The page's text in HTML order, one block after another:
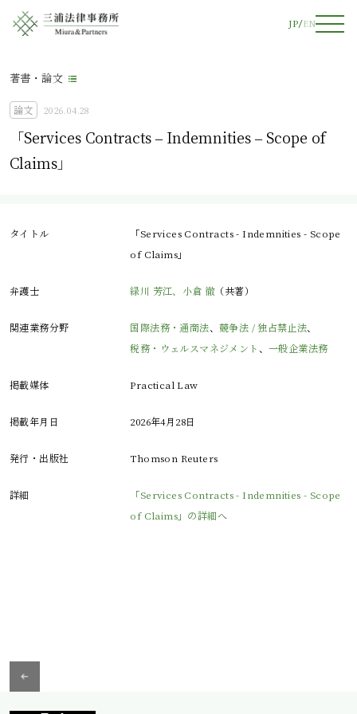
JP EN
著書・論文
論文 2026.04.28
「Services Contracts – Indemnities – Scope of
Claims」
タイトル
「Services Contracts - Indemnities - Scope
of Claims」
弁護士 緑川 芳江、 小倉 徹（共著）
関連業務分野 国際法務・通商法、 競争法 / 独占禁止法、
税務・ウェルスマネジメント、 一般企業法務
掲載媒体 Practical Law
掲載年月日 2026年4月28日
発行・出版社 Thomson Reuters
詳細
「Services Contracts - Indemnities - Scope
of Claims」の詳細へ